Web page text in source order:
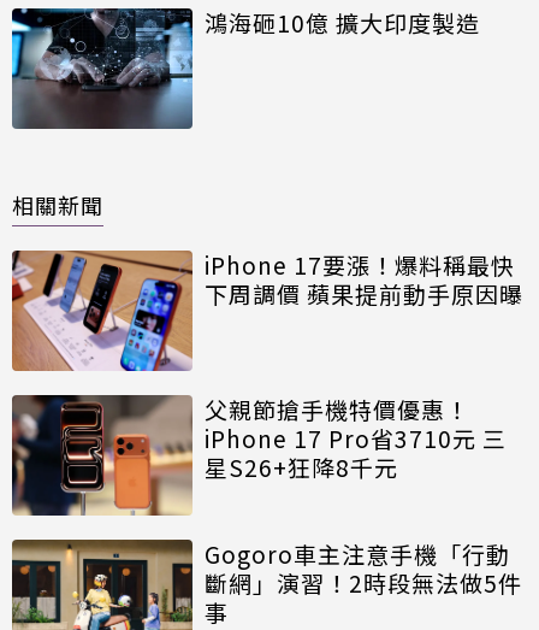
鴻海砸10億 擴大印度製造
相關新聞
iPhone 17要漲！爆料稱最快
下周調價 蘋果提前動手原因曝
父親節搶手機特價優惠！
iPhone 17 Pro省3710元 三
星S26+狂降8千元
Gogoro車主注意手機「行動
斷網」演習！2時段無法做5件
事